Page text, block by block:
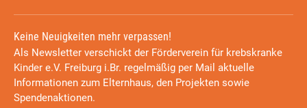
Keine Neuigkeiten mehr verpassen!
Als Newsletter verschickt der Förderverein für krebskranke
Kinder e.V. Freiburg i.Br. regelmäßig per Mail aktuelle
Informationen zum Elternhaus, den Projekten sowie
Spendenaktionen.